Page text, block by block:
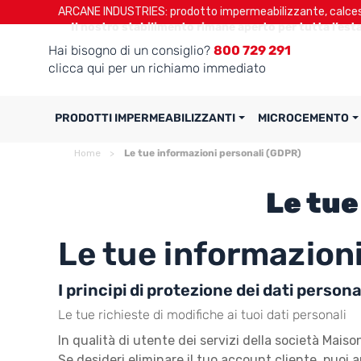
ARCANE INDUSTRIES: prodotto impermeabilizzante,
Il nostro stabilimento rimane aperto per tutta
Hai bisogno di un consiglio? 800 729 291
clicca qui per un richiamo immediato
PRODOTTI IMPERMEABILIZZANTI MICROCEMENTO
Home Le tue informazioni personali (GDPR)
Le
Le tue
I principi di protezione dei dati
Le tue richieste di modifiche ai tuoi dati personali
In qualità di utente dei servizi della società